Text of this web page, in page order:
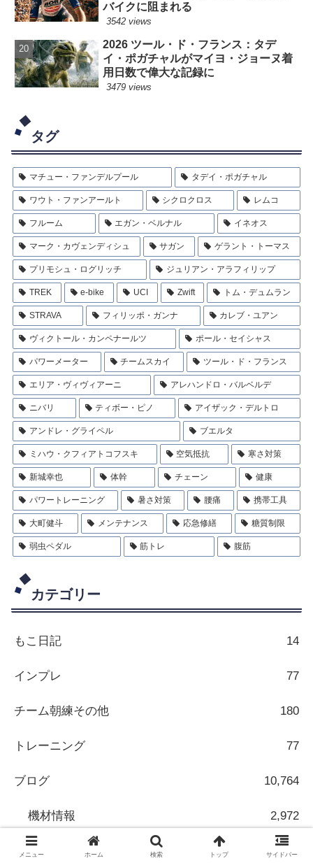
バイクに阻まれる
3542 views
2026 ツール・ド・フランス：タデ
イ・ポガチャルがマイヨ・ジョーヌ着
用日数で偉大な記録に
3479 views
タグ
マチュー・ファンデルプール タデイ・ポガチャル
ワウト・ファンアールト シクロクロス レムコ
フルーム エガン・ベルナル イネオス
マーク・カヴェンディシュ サガン ゲラント・トーマス
プリモシュ・ログリッチ ジュリアン・アラフィリップ
TREK e-bike UCI Zwift トム・デュムラン
STRAVA フィリッポ・ガンナ カレブ・ユアン
ヴィクトール・カンペナールツ ポール・セイシャス
パワーメーター チームスカイ ツール・ド・フランス
エリア・ヴィヴィアーニ アレハンドロ・バルベルデ
ニバリ ティボー・ピノ アイザック・デルトロ
アンドレ・グライペル ブエルタ
ミハウ・クフィアトコフスキ 空気抵抗 寒さ対策
新城幸也 体幹 チェーン 健康
パワートレーニング 暑さ対策 腰痛 携帯工具
大町健斗 メンテナンス 応急修繕 糖質制限
弱虫ペダル 筋トレ 腹筋
カテゴリー
もこ日記 14
インプレ 77
チーム朝練その他 180
トレーニング 77
ブログ 10,764
機材情報 2,972
海外情報 7,582
メニュー ホーム 検索 トップ サイドバー